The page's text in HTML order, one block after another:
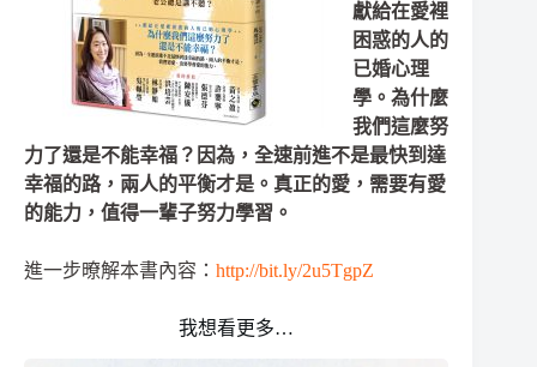
獻給在愛裡
困惑的人的
已婚心理
學。為什麼
我們這麼努
力了還是不能幸福？因為，全速前進不是最快到達
幸福的路，兩人的平衡才是。真正的愛，需要有愛
的能力，值得一輩子努力學習。
進一步暸解本書內容： http://bit.ly/2u5TgpZ
我想看更多…